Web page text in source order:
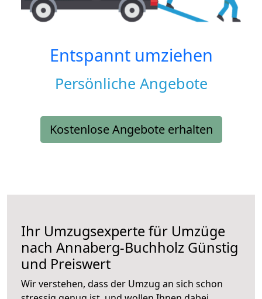
Entspannt umziehen
Persönliche Angebote
Kostenlose Angebote erhalten
Ihr Umzugsexperte für Umzüge
nach Annaberg-Buchholz Günstig
und Preiswert
Wir verstehen, dass der Umzug an sich schon